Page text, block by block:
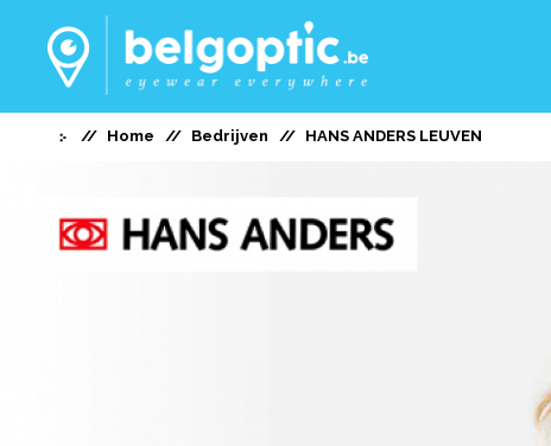
Home Bedrijven HANS ANDERS LEUVEN